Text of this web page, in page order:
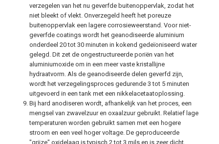
verzegelen van het nu geverfde buitenoppervlak, zodat het
niet bleekt of vlekt. Onverzegeld heeft het poreuze
buitenoppervlak een lagere corrosieweerstand. Voor niet-
geverfde coatings wordt het geanodiseerde aluminium
onderdeel 20 tot 30 minuten in kokend gedeïoniseerd water
gelegd. Dit zet de ongestructureerde poriën van het
aluminiumoxide om in een meer vaste kristallijne
hydraatvorm. Als de geanodiseerde delen geverfd zijn,
wordt het verzegelingsproces gedurende 3 tot 5 minuten
uitgevoerd in een tank met een nikkelacetaatoplossing.
Bij hard anodiseren wordt, afhankelijk van het proces, een
mengsel van zwavelzuur en oxaalzuur gebruikt. Relatief lage
temperaturen worden gebruikt samen met een hogere
stroom en een veel hoger voltage. De geproduceerde
"grijze" oxidelaag is typisch 2 tot 3 mils en is zeer dicht,